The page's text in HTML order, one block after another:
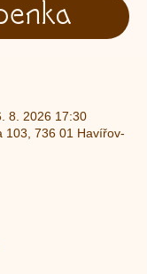
8. 2026 17:30
103, 736 01 Havířov-